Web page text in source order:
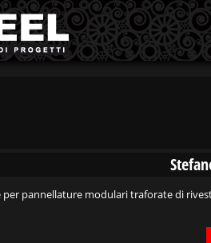
per pannellature modulari traforate di